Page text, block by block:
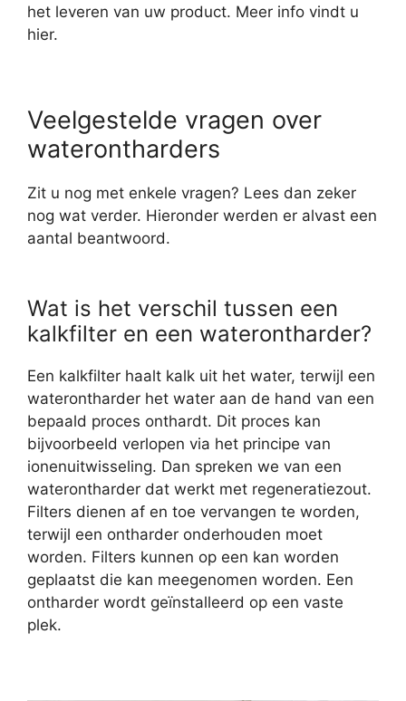
het leveren van uw product. Meer info vindt u
hier.
Veelgestelde vragen over
waterontharders
Zit u nog met enkele vragen? Lees dan zeker
nog wat verder. Hieronder werden er alvast een
aantal beantwoord.
Wat is het verschil tussen een
kalkfilter en een waterontharder?
Een kalkfilter haalt kalk uit het water, terwijl een
waterontharder het water aan de hand van een
bepaald proces onthardt. Dit proces kan
bijvoorbeeld verlopen via het principe van
ionenuitwisseling. Dan spreken we van een
waterontharder dat werkt met regeneratiezout.
Filters dienen af en toe vervangen te worden,
terwijl een ontharder onderhouden moet
worden. Filters kunnen op een kan worden
geplaatst die kan meegenomen worden. Een
ontharder wordt geïnstalleerd op een vaste
plek.